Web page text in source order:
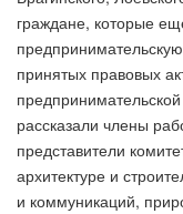
граждане, которые
принятых правовых
рассказали члены
представители
архитектуре и
и коммуникаций,